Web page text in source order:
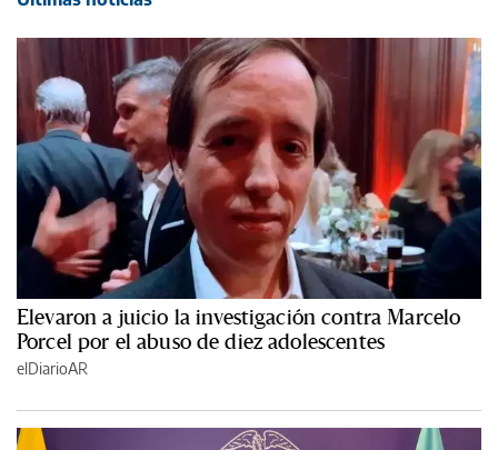
Elevaron a juicio la investigación contra Marcelo
Porcel por el abuso de diez adolescentes
elDiarioAR